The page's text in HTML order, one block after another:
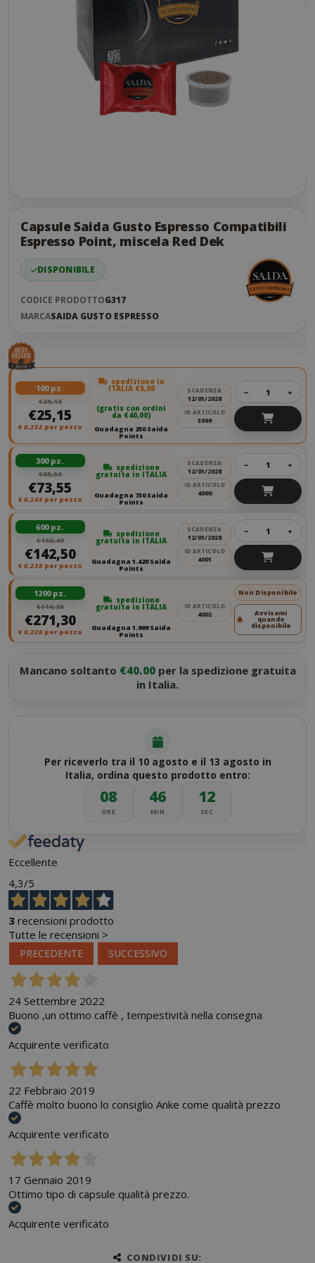
the
end
the
images
gallery
Capsule Saida Gusto Espresso Compatibili
Espresso Point, miscela Red Dek
DISPONIBILE
CODICE PRODOTTOG317
MARCASAIDA GUSTO ESPRESSO
100 pz.
€29,10
€25,15
€ 0,252 per pezzo
spedizione in
ITALIA €5,00
(gratis con ordini
da €40,00)
Guadagna 250 Saida
Points
SCADENZA
12/01/2028
ID ARTICOLO
3999
− +
300 pz.
€85,50
€73,55
€ 0,245per pezzo
spedizione
gratuita in ITALIA
Guadagna 730 Saida
Points
SCADENZA
12/01/2028
ID ARTICOLO
4000
− +
600 pz.
€166,40
€142,50
€ 0,238per pezzo
spedizione
gratuita in ITALIA
Guadagna 1.420 Saida
Points
SCADENZA
12/01/2028
ID ARTICOLO
4001
− +
1200 pz.
€316,25
€271,30
€ 0,226per pezzo
spedizione
gratuita in ITALIA
Guadagna 1.999 Saida
Points
ID ARTICOLO
4002
Non Disponibile
Avvisami
quando
disponibile
Mancano soltanto €40.00per la spedizione gratuita
in Italia.
Per riceverlo tra il 10 agosto e il 13 agosto in
Italia, ordina questo prodotto entro:
08
ORE
46
MIN
11
SEC
Eccellente
4,3/5
3 recensioni prodotto
Tutte le recensioni >
PRECEDENTE SUCCESSIVO
24 Settembre 2022
Buono ,un ottimo caffè , tempestività nella consegna
Acquirente verificato
22 Febbraio 2019
Caffè molto buono lo consiglio Anke come qualità prezzo
Acquirente verificato
17 Gennaio 2019
Ottimo tipo di capsule qualità prezzo.
Acquirente verificato
CONDIVIDI SU: